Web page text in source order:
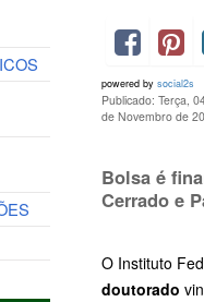
powered by social2s
Publicado: Terça,
de Novembro de
Bolsa é
Cerrado e
O Instituto
doutorado